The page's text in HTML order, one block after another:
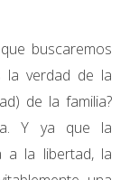
buscaremos
la verdad de la
de la familia?
Y ya que la
a la libertad, la